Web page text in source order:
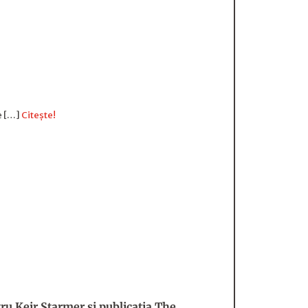
[…] Citește!